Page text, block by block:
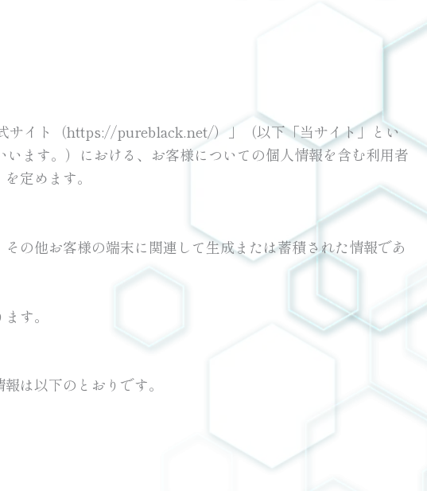
サイト（https://pureblack.net/）」（以下「当サイト」とい
ます。）における、お客様についての個人情報を含む利用者
定めます。
の他お客様の端末に関連して生成または蓄積された情報であ
す。
は以下のとおりです。